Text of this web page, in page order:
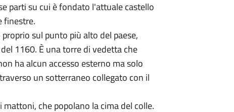
parti su cui è fondato l'attuale castello
finestre.
sul punto più alto del paese,
1160. È una torre di vedetta che
ha alcun accesso esterno ma solo
un sotterraneo collegato con il
che popolano la cima del colle.